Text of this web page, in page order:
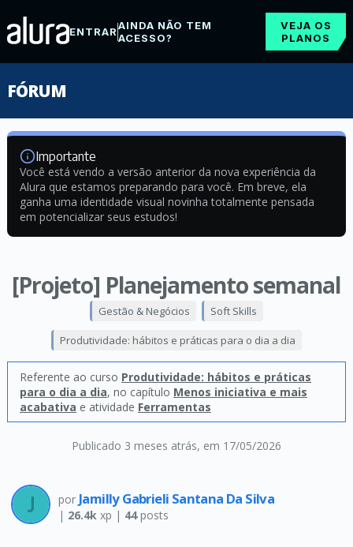
ENTRARAINDA NÃO TEM
ACESSO?
VEJA OS
PLANOS
FÓRUM
Importante
Você está vendo a versão anterior da nova experiência da
Alura que estamos preparando para você. Em breve, ela
ganha uma identidade visual novinha totalmente pensada
em potencializar seus estudos!
[Projeto] Planejamento semanal
Publicado 3 meses atrás, em 17/05/2026
Gestão & Negócios Soft Skills
Produtividade: hábitos e práticas para o dia a dia
Referente ao curso Produtividade: hábitos e práticas
para o dia a dia, no capítulo Menos iniciativa e mais
acabativa e atividade Ferramentas
por Jamilly Gabrieli Santana Da Silva
| 26.4kxp | 44posts